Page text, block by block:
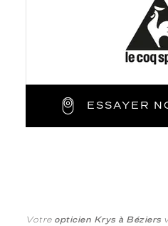
ESSAYER
Votre opticien Krys à Béziers